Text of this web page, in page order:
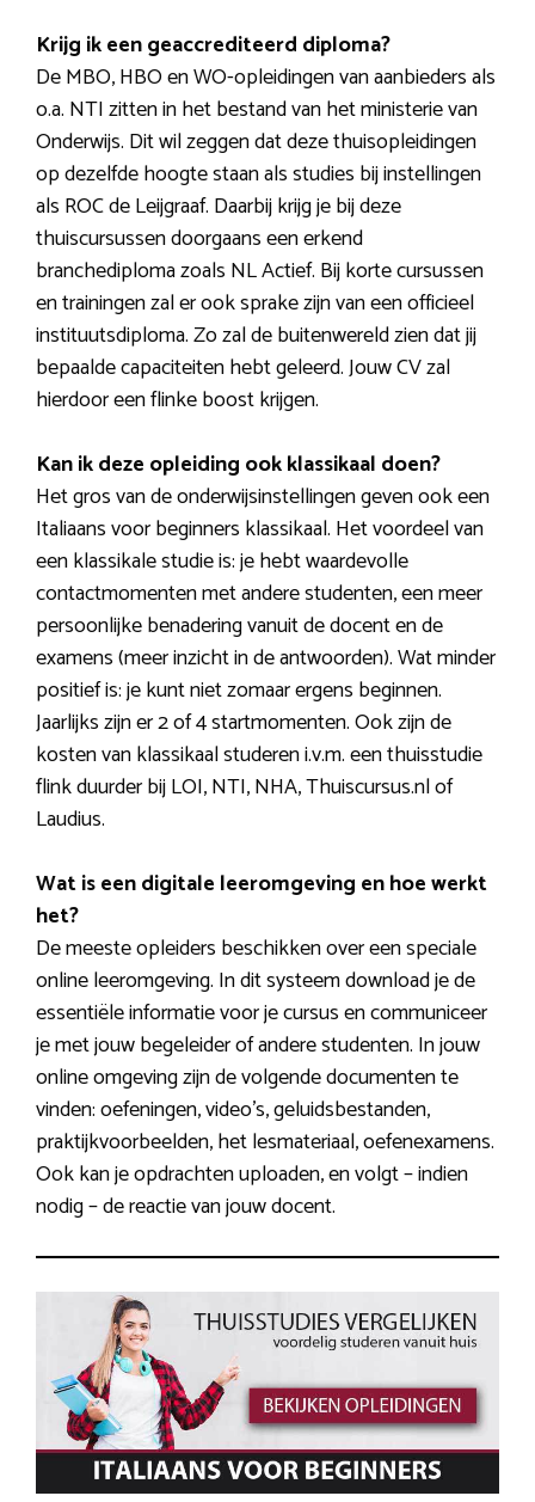
Krijg ik een geaccrediteerd diploma?
De MBO, HBO en WO-opleidingen van aanbieders als
o.a. NTI zitten in het bestand van het ministerie van
Onderwijs. Dit wil zeggen dat deze thuisopleidingen
op dezelfde hoogte staan als studies bij instellingen
als ROC de Leijgraaf. Daarbij krijg je bij deze
thuiscursussen doorgaans een erkend
branchediploma zoals NL Actief. Bij korte cursussen
en trainingen zal er ook sprake zijn van een officieel
instituutsdiploma. Zo zal de buitenwereld zien dat jij
bepaalde capaciteiten hebt geleerd. Jouw CV zal
hierdoor een flinke boost krijgen.
Kan ik deze opleiding ook klassikaal doen?
Het gros van de onderwijsinstellingen geven ook een
Italiaans voor beginners klassikaal. Het voordeel van
een klassikale studie is: je hebt waardevolle
contactmomenten met andere studenten, een meer
persoonlijke benadering vanuit de docent en de
examens (meer inzicht in de antwoorden). Wat minder
positief is: je kunt niet zomaar ergens beginnen.
Jaarlijks zijn er 2 of 4 startmomenten. Ook zijn de
kosten van klassikaal studeren i.v.m. een thuisstudie
flink duurder bij LOI, NTI, NHA, Thuiscursus.nl of
Laudius.
Wat is een digitale leeromgeving en hoe werkt
het?
De meeste opleiders beschikken over een speciale
online leeromgeving. In dit systeem download je de
essentiële informatie voor je cursus en communiceer
je met jouw begeleider of andere studenten. In jouw
online omgeving zijn de volgende documenten te
vinden: oefeningen, video’s, geluidsbestanden,
praktijkvoorbeelden, het lesmateriaal, oefenexamens.
Ook kan je opdrachten uploaden, en volgt – indien
nodig – de reactie van jouw docent.